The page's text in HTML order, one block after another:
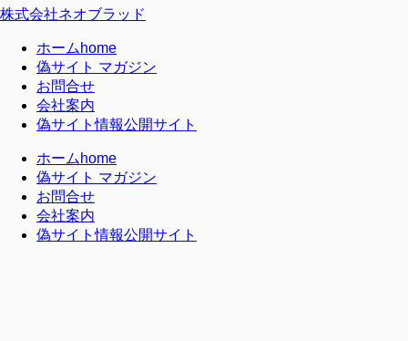
株式会社ネオブラッド
ホーム home
偽サイト マガジン
お問合せ
会社案内
偽サイト情報公開サイト
ホーム home
偽サイト マガジン
お問合せ
会社案内
偽サイト情報公開サイト